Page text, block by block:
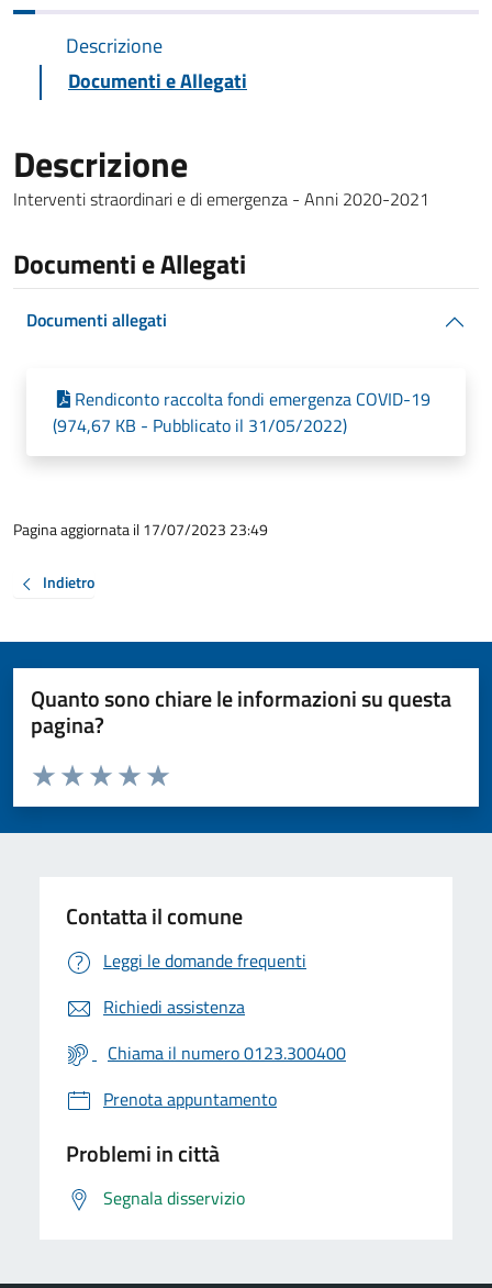
Descrizione
Documenti e Allegati
Descrizione
Interventi straordinari e di emergenza - Anni 2020-2021
Documenti e Allegati
Documenti allegati
Rendiconto raccolta fondi emergenza COVID-19
(974,67 KB - Pubblicato il 31/05/2022)
Pagina aggiornata il 17/07/2023 23:49
Indietro
Quanto sono chiare le informazioni su questa
pagina?
Valuta da 1 a 5 stelle la pagina
Valuta 5 stelle su 5
Valuta 4 stelle su 5
Valuta 3 stelle su 5
Valuta 2 stelle su 5
Valuta 1 stelle su 5
Contatta il comune
Leggi le domande frequenti
Richiedi assistenza
Chiama il numero 0123.300400
Prenota appuntamento
Problemi in città
Segnala disservizio